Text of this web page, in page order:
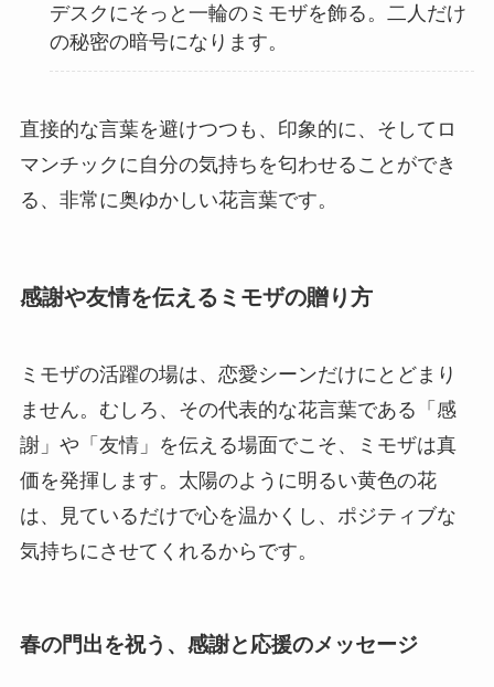
デスクにそっと一輪のミモザを飾る。二人だけ
の秘密の暗号になります。
直接的な言葉を避けつつも、印象的に、そしてロ
マンチックに自分の気持ちを匂わせることができ
る、非常に奥ゆかしい花言葉です。
感謝や友情を伝えるミモザの贈り方
ミモザの活躍の場は、恋愛シーンだけにとどまり
ません。むしろ、その代表的な花言葉である「感
謝」や「友情」を伝える場面でこそ、ミモザは真
価を発揮します。太陽のように明るい黄色の花
は、見ているだけで心を温かくし、ポジティブな
気持ちにさせてくれるからです。
春の門出を祝う、感謝と応援のメッセージ